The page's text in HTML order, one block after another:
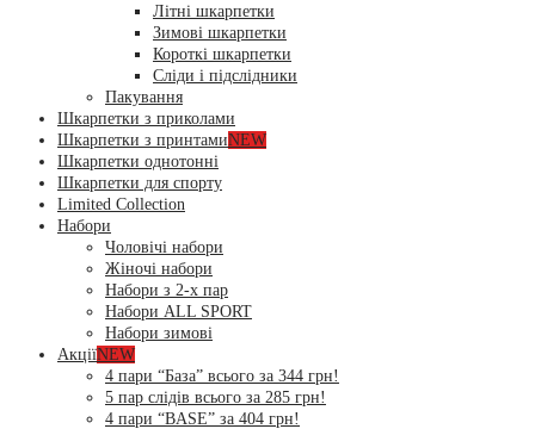
Літні шкарпетки
Зимові шкарпетки
Короткі шкарпетки
Сліди і підслідники
Пакування
Шкарпетки з приколами
Шкарпетки з принтамиNEW
Шкарпетки однотонні
Шкарпетки для спорту
Limited Collection
Набори
Чоловічі набори
Жіночі набори
Набори з 2-х пар
Набори ALL SPORT
Набори зимові
АкціїNEW
4 пари “База” всього за 344 грн!
5 пар слідів всього за 285 грн!
4 пари “BASE” за 404 грн!